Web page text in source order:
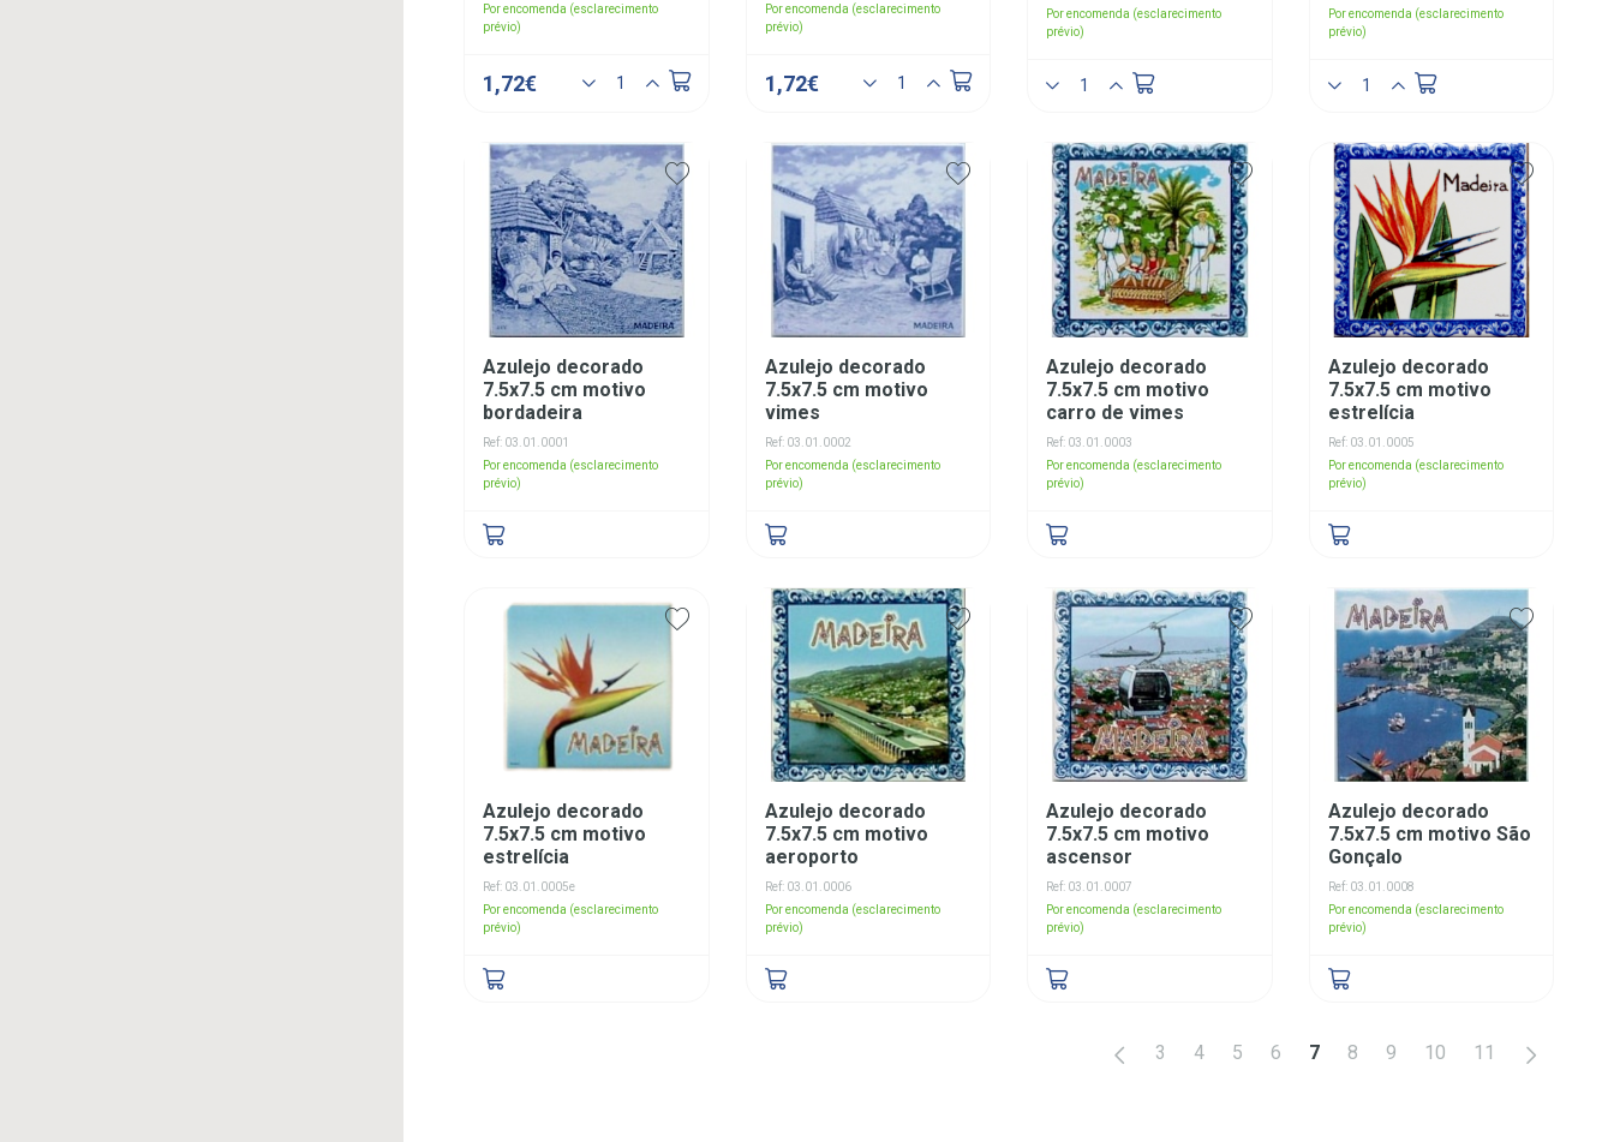
Por encomenda (esclarecimento
prévio)
1,72€
Por encomenda (esclarecimento
prévio)
1,72€
Por encomenda (esclarecimento
prévio)
Por encomenda (esclarecimento
prévio)
Azulejo decorado
7.5x7.5 cm motivo
bordadeira
Ref: 03.01.0001
Por encomenda (esclarecimento
prévio)
Azulejo decorado
7.5x7.5 cm motivo
vimes
Ref: 03.01.0002
Por encomenda (esclarecimento
prévio)
Azulejo decorado
7.5x7.5 cm motivo
carro de vimes
Ref: 03.01.0003
Por encomenda (esclarecimento
prévio)
Azulejo decorado
7.5x7.5 cm motivo
estrelícia
Ref: 03.01.0005
Por encomenda (esclarecimento
prévio)
Azulejo decorado
7.5x7.5 cm motivo
estrelícia
Ref: 03.01.0005e
Por encomenda (esclarecimento
prévio)
Azulejo decorado
7.5x7.5 cm motivo
aeroporto
Ref: 03.01.0006
Por encomenda (esclarecimento
prévio)
Azulejo decorado
7.5x7.5 cm motivo
ascensor
Ref: 03.01.0007
Por encomenda (esclarecimento
prévio)
Azulejo decorado
7.5x7.5 cm motivo São
Gonçalo
Ref: 03.01.0008
Por encomenda (esclarecimento
prévio)
3 4 5 6 7 8 9 10 11